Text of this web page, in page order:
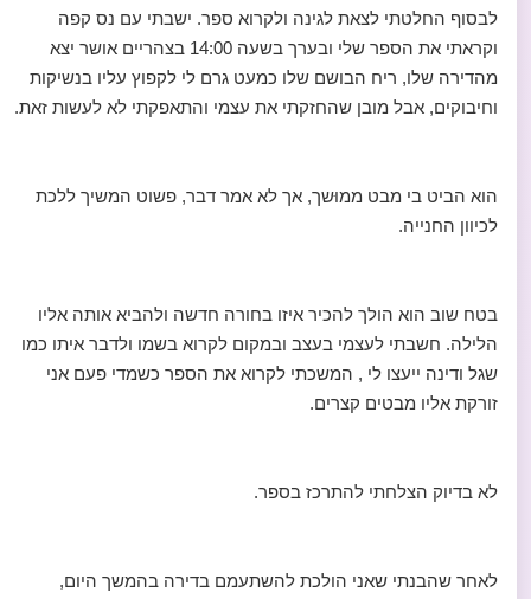
לבסוף החלטתי לצאת לגינה ולקרוא ספר. ישבתי עם נס קפה
וקראתי את הספר שלי ובערך בשעה 14:00 בצהריים אושר יצא
מהדירה שלו, ריח הבושם שלו כמעט גרם לי לקפוץ עליו בנשיקות
וחיבוקים, אבל מובן שהחזקתי את עצמי והתאפקתי לא לעשות זאת.
הוא הביט בי מבט ממוּשך, אך לא אמר דבר, פשוט המשיך ללכת
לכיוון החנייה.
בטח שוב הוא הולך להכיר איזו בחורה חדשה ולהביא אותה אליו
הלילה. חשבתי לעצמי בעצב ובמקום לקרוא בשמו ולדבר איתו כמו
שגל ודינה ייעצו לי , המשכתי לקרוא את הספר כשמדי פעם אני
זורקת אליו מבטים קצרים.
לא בדיוק הצלחתי להתרכז בספר.
לאחר שהבנתי שאני הולכת להשתעמם בדירה בהמשך היום,